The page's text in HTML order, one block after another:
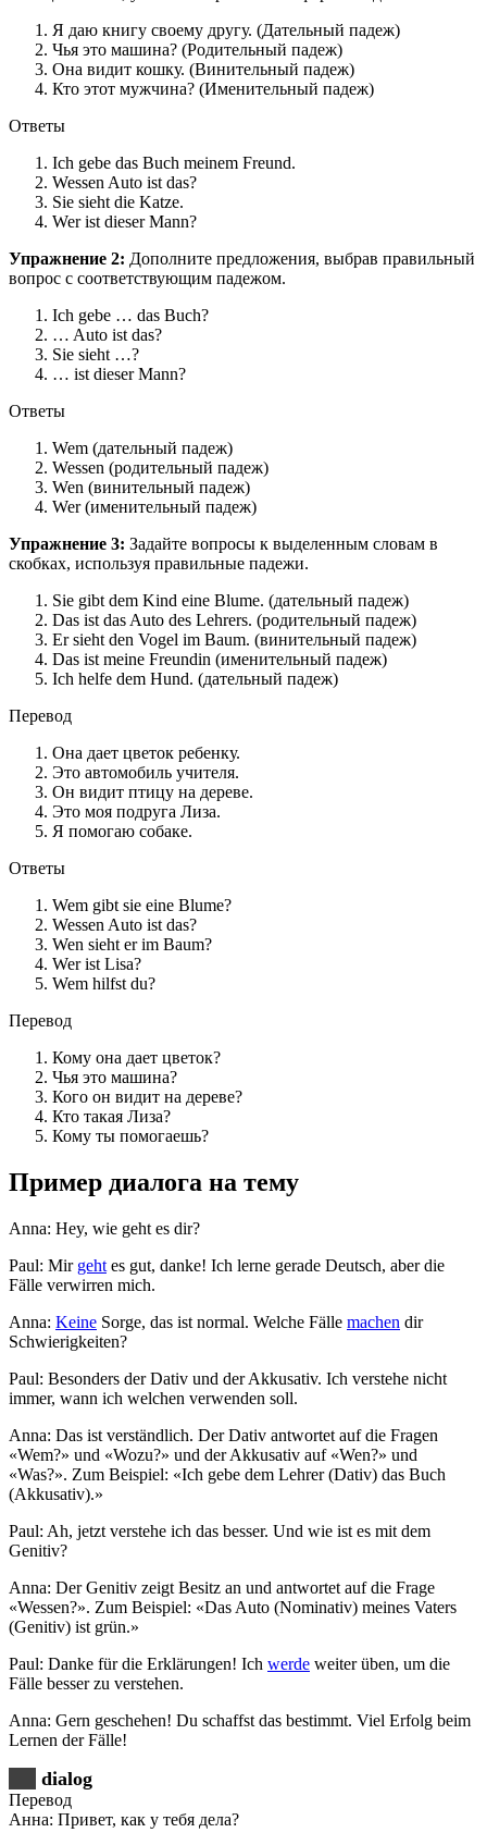
Я даю книгу своему другу. (Дательный падеж)
Чья это машина? (Родительный падеж)
Она видит кошку. (Винительный падеж)
Кто этот мужчина? (Именительный падеж)
Ответы
Ich gebe das Buch meinem Freund.
Wessen Auto ist das?
Sie sieht die Katze.
Wer ist dieser Mann?
Упражнение 2: Дополните предложения, выбрав правильный
вопрос с соответствующим падежом.
Ich gebe … das Buch?
… Auto ist das?
Sie sieht …?
… ist dieser Mann?
Ответы
Wem (дательный падеж)
Wessen (родительный падеж)
Wen (винительный падеж)
Wer (именительный падеж)
Упражнение 3: Задайте вопросы к выделенным словам в
скобках, используя правильные падежи.
Sie gibt dem Kind eine Blume. (дательный падеж)
Das ist das Auto des Lehrers. (родительный падеж)
Er sieht den Vogel im Baum. (винительный падеж)
Das ist meine Freundin (именительный падеж)
Ich helfe dem Hund. (дательный падеж)
Перевод
Она дает цветок ребенку.
Это автомобиль учителя.
Он видит птицу на дереве.
Это моя подруга Лиза.
Я помогаю собаке.
Ответы
Wem gibt sie eine Blume?
Wessen Auto ist das?
Wen sieht er im Baum?
Wer ist Lisa?
Wem hilfst du?
Перевод
Кому она дает цветок?
Чья это машина?
Кого он видит на дереве?
Кто такая Лиза?
Кому ты помогаешь?
Пример диалога на тему
Anna: Hey, wie geht es dir?
Paul: Mir geht es gut, danke! Ich lerne gerade Deutsch, aber die
Fälle verwirren mich.
Anna: Keine Sorge, das ist normal. Welche Fälle machen dir
Schwierigkeiten?
Paul: Besonders der Dativ und der Akkusativ. Ich verstehe nicht
immer, wann ich welchen verwenden soll.
Anna: Das ist verständlich. Der Dativ antwortet auf die Fragen
«Wem?» und «Wozu?» und der Akkusativ auf «Wen?» und
«Was?». Zum Beispiel: «Ich gebe dem Lehrer (Dativ) das Buch
(Akkusativ).»
Paul: Ah, jetzt verstehe ich das besser. Und wie ist es mit dem
Genitiv?
Anna: Der Genitiv zeigt Besitz an und antwortet auf die Frage
«Wessen?». Zum Beispiel: «Das Auto (Nominativ) meines Vaters
(Genitiv) ist grün.»
Paul: Danke für die Erklärungen! Ich werde weiter üben, um die
Fälle besser zu verstehen.
Anna: Gern geschehen! Du schaffst das bestimmt. Viel Erfolg beim
Lernen der Fälle!
dialog
Перевод
Анна: Привет, как у тебя дела?